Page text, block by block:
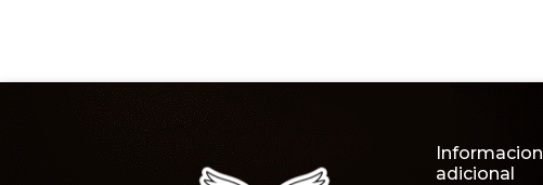
Informacion
adicional